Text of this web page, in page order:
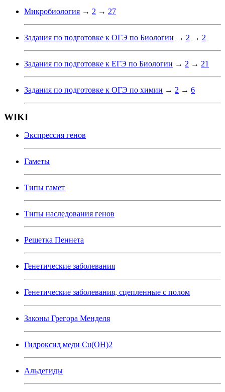
Микробиология → 2 → 27
Задания по подготовке к ОГЭ по Биологии → 2 → 2
Задания по подготовке к ЕГЭ по Биологии → 2 → 21
Задания по подготовке к ОГЭ по химии → 2 → 6
WIKI
Экспрессия генов
Гаметы
Типы гамет
Типы наследования генов
Решетка Пеннета
Генетические заболевания
Генетические заболевания, сцепленные с полом
Законы Грегора Менделя
Гидроксид меди Cu(OH)2
Альдегиды